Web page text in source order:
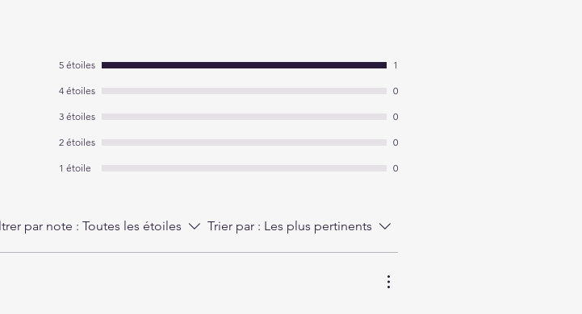
5 étoiles 1
4 étoiles 0
3 étoiles 0
2 étoiles 0
1 étoile 0
par note : Toutes les étoiles Trier par : Les plus pertinents